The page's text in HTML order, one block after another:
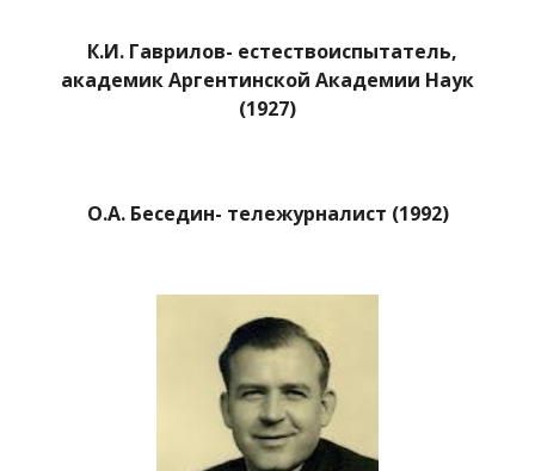
К.И. Гаврилов- естествоиспытатель,
академик Аргентинской Академии Наук
(1927)
О.А. Беседин- тележурналист (1992)